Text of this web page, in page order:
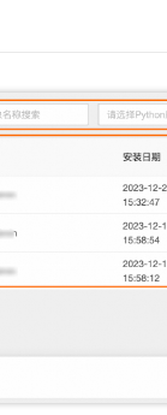
血版
多种方案随心选，轻松解锁专属 DeepSeek
超